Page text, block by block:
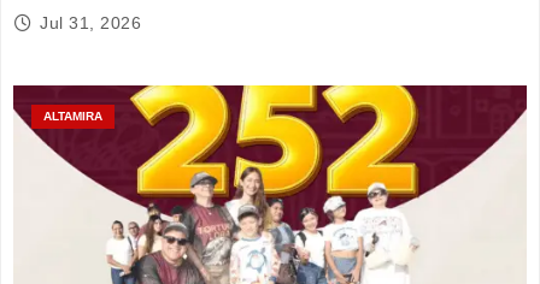
Jul 31, 2026
ALTAMIRA